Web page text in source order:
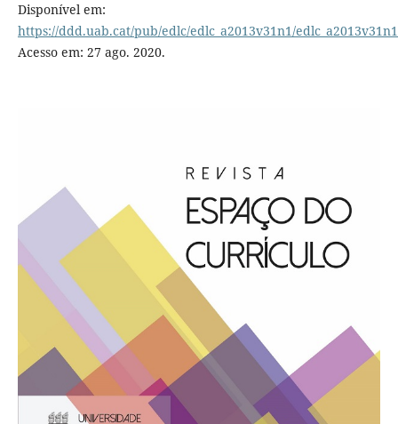
Disponível em:
https://ddd.uab.cat/pub/edlc/edlc_a2013v31n1/
Acesso em: 27 ago. 2020.